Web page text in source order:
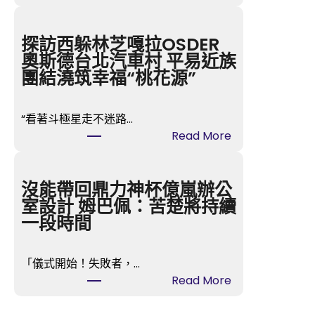
度
“
“
推
升
探訪西躲林芝嘎拉OSDER
奧斯德台北汽車村 平易近族
團結澆筑幸福“桃花源”
“看著斗極星走不迷路…
Read More:
西
躲
林
O
沒能帶回鼎力神杯億嵐辦公
室設計 姆巴佩：苦楚將持續
一段時間
「儀式開始！失敗者，…
Read More: